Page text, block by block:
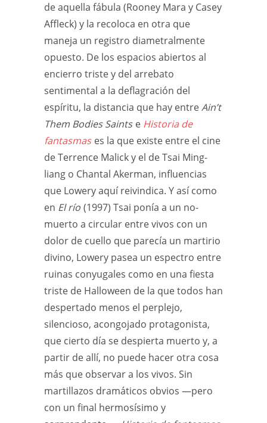
de aquella fábula (Rooney Mara y Casey
Affleck) y la recoloca en otra que
maneja un registro diametralmente
opuesto. De los espacios abiertos al
encierro triste y del arrebato
sentimental a la deflagración del
espíritu, la distancia que hay entreAin’t
Them Bodies Saints e Historia de
fantasmas es la que existe entre el cine
de Terrence Malick y el de Tsai Ming-
liang o Chantal Akerman, influencias
que Lowery aquí reivindica. Y así como
en El río (1997) Tsai ponía a un no-
muerto a circular entre vivos con un
dolor de cuello que parecía un martirio
divino, Lowery pasea un espectro entre
ruinas conyugales como en una fiesta
triste de Halloween de la que todos han
despertado menos el perplejo,
silencioso, acongojado protagonista,
que cierto día se despierta muerto y, a
partir de allí, no puede hacer otra cosa
más que observar a los vivos. Sin
martillazos dramáticos obvios —pero
con un final hermosísimo y